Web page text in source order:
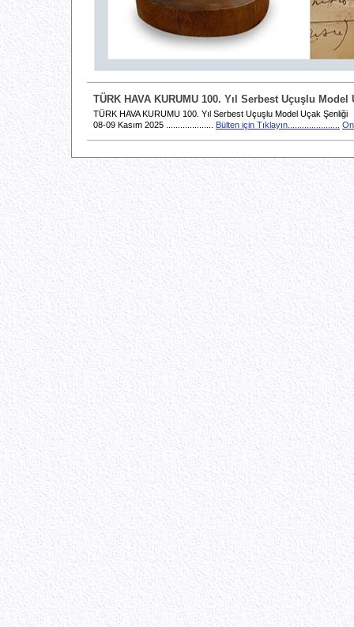
TÜRK HAVA KURUMU 100. Yıl Serbest Uçuşlu
TÜRK HAVA KURUMU 100. Yıl Serbest Uçuşlu Model Uçak Şenliği
08-09 Kasım 2025 .................... Bülten için Tıklayın......................